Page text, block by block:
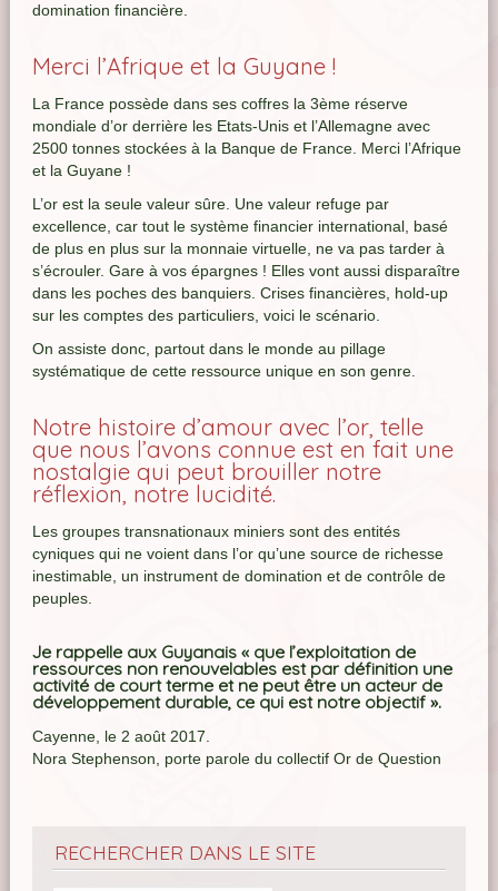
domination financière.
Merci l’Afrique et la Guyane !
La France possède dans ses coffres la 3ème réserve
mondiale d’or derrière les Etats-Unis et l’Allemagne avec
2500 tonnes stockées à la Banque de France. Merci l’Afrique
et la Guyane !
L’or est la seule valeur sûre. Une valeur refuge par
excellence, car tout le système financier international, basé
de plus en plus sur la monnaie virtuelle, ne va pas tarder à
s’écrouler. Gare à vos épargnes ! Elles vont aussi disparaître
dans les poches des banquiers. Crises financières, hold-up
sur les comptes des particuliers, voici le scénario.
On assiste donc, partout dans le monde au pillage
systématique de cette ressource unique en son genre.
Notre histoire d’amour avec l’or, telle
que nous l’avons connue est en fait une
nostalgie qui peut brouiller notre
réflexion, notre lucidité.
Les groupes transnationaux miniers sont des entités
cyniques qui ne voient dans l’or qu’une source de richesse
inestimable, un instrument de domination et de contrôle de
peuples.
Je rappelle aux Guyanais « que l’exploitation de
ressources non renouvelables est par définition une
activité de court terme et ne peut être un acteur de
développement durable, ce qui est notre objectif ».
Cayenne, le 2 août 2017.
Nora Stephenson, porte parole du collectif Or de Question
RECHERCHER DANS LE SITE